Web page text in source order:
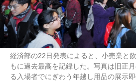
経済部の22日発表によると、小売業と
もに過去最高を記録した。写真は旧正
る入場者でにぎわう年越し用品の展示